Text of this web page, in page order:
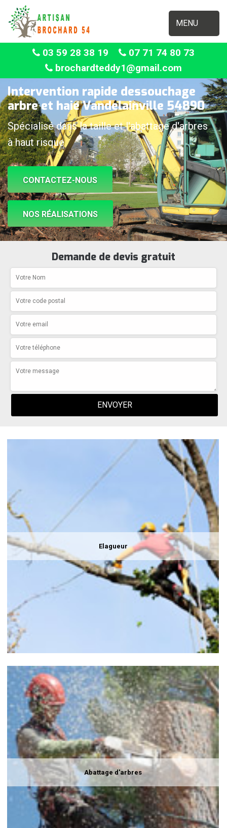
MENU
03 59 28 38 19
07 71 74 80 73
brochardteddy1@gmail.com
Intervention rapide dessouchage
arbre et haie Vandelainville 54890
Spécialisé dans la taille et l'abattage d'arbres
à haut risque
CONTACTEZ-NOUS
NOS RÉALISATIONS
Demande de devis gratuit
Elagueur
Abattage d'arbres